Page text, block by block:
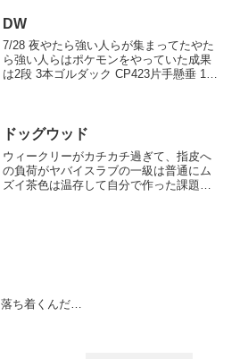
おみくじは吉オモロ...
DW
7/28 夜やたら強い人らが集まってたやた
ら強い人らはポケモンをやっていた成果
は2段 3本ゴルダック CP423片手懸垂 19
ドッグウッド
ウィークリーがカチカチ過ぎて、指皮へ
の負荷がヤバイスラブの一級は普通にム
ズイ茶色は温存して自分で作った課題を
落ち着くんだ…